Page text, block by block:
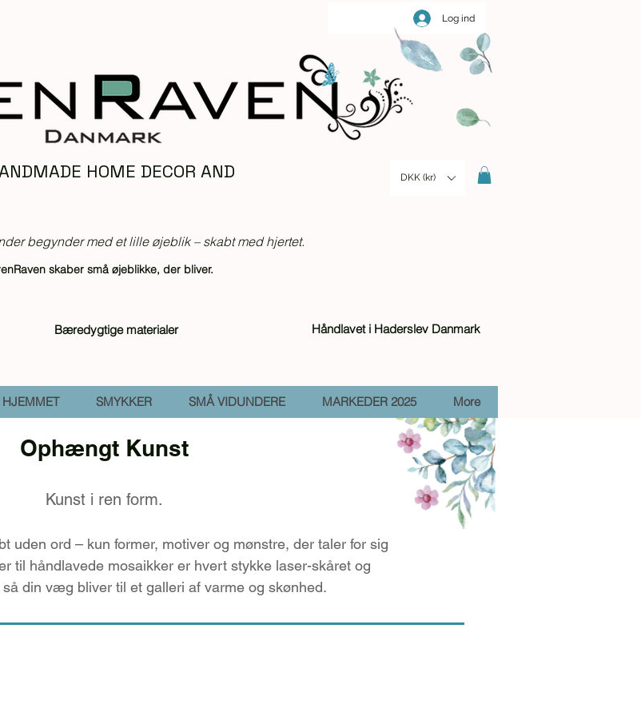
Log ind
HOME DECOR AND
DKK (kr)
begynder med et lille øjeblik – skabt med hjertet.
skaber små øjeblikke, der bliver.
Bæredygtige materialer Håndlavet i Haderslev Danmark
SMYKKER SMÅ VIDUNDERE MARKEDER 2025 More
Ophængt Kunst
Kunst i ren form.
uden ord – kun former, motiver og mønstre, der taler for sig
til håndlavede mosaikker er hvert stykke laser-skåret og
din væg bliver til et galleri af varme og skønhed.